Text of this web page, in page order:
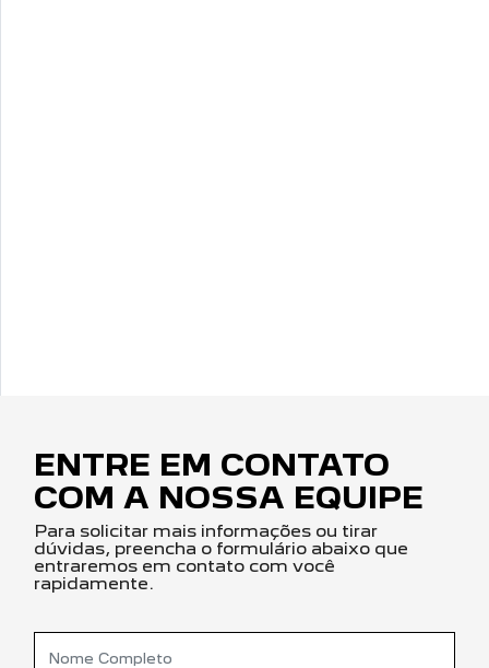
ENTRE EM CONTATO
COM A NOSSA EQUIPE
Para solicitar mais informações ou tirar
dúvidas, preencha o formulário abaixo que
entraremos em contato com você
rapidamente.